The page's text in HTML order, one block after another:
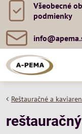
Všeobecné
podmienky
Reštauračné a